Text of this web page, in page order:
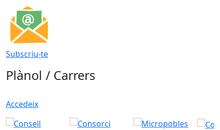
Subscriu-te
Plànol / Carrers
Accedeix